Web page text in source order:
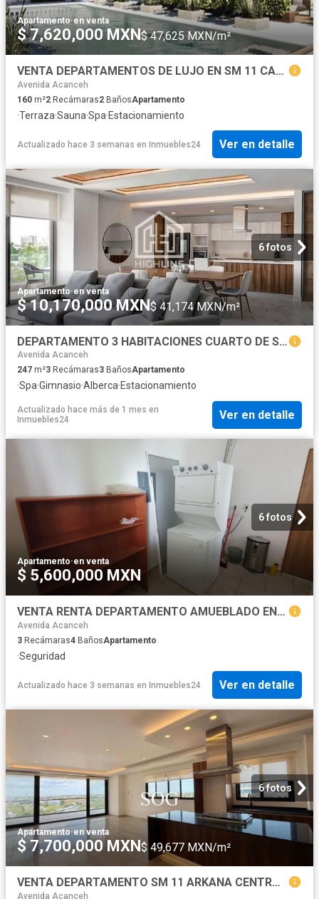
Apartamento·en venta
$ 7,620,000 MXN$ 47,625 MXN/m²
VENTA DEPARTAMENTOS DE LUJO EN SM 11 CANCUN DE 2 y 3 RECAMARAS
Avenida Acanceh
160 m²2 Recámaras2 BañosApartamento
·Terraza·Sauna·Spa·Estacionamiento
Actualizado hace 3 semanas en Inmuebles24 Ver en detalle
6 fotos
Apartamento·en venta
$ 10,170,000 MXN$ 41,174 MXN/m²
DEPARTAMENTO 3 HABITACIONES CUARTO DE SERVICIO. CANCÚN,CENTRO. SPA, ALBERCA,GYM. ENTREGA INMEDIATA
Avenida Acanceh
247 m²3 Recámaras3 BañosApartamento
·Spa·Gimnasio·Alberca·Estacionamiento
Actualizado hace más de 1 mes en
Inmuebles24
Ver en detalle
6 fotos
Apartamento·en venta
$ 5,600,000 MXN
VENTA RENTA DEPARTAMENTO AMUEBLADO EN CASA BLANCA, CANCÚN DE 3 RECAMARAS
Avenida Acanceh
3 Recámaras4 BañosApartamento
·Seguridad
Actualizado hace 3 semanas en Inmuebles24 Ver en detalle
6 fotos
Apartamento·en venta
$ 7,700,000 MXN$ 49,677 MXN/m²
VENTA DEPARTAMENTO SM 11 ARKANA CENTRO DE CANCUN
Avenida Acanceh